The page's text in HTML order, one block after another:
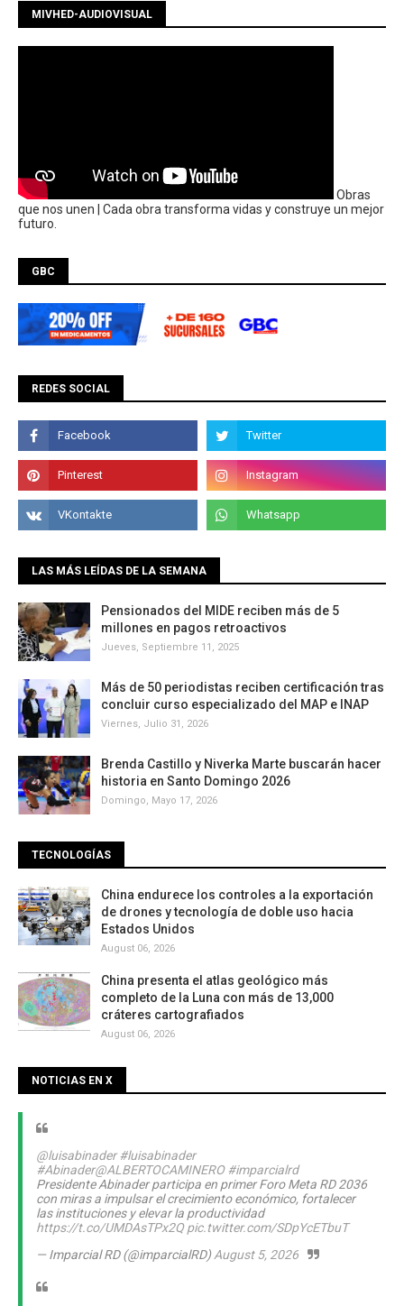
MIVHED-AUDIOVISUAL
Obras
que nos unen | Cada obra transforma vidas y construye un mejor
futuro.
GBC
REDES SOCIAL
LAS MÁS LEÍDAS DE LA SEMANA
Pensionados del MIDE reciben más de 5
millones en pagos retroactivos
Jueves, Septiembre 11, 2025
Más de 50 periodistas reciben certificación tras
concluir curso especializado del MAP e INAP
Viernes, Julio 31, 2026
Brenda Castillo y Niverka Marte buscarán hacer
historia en Santo Domingo 2026
Domingo, Mayo 17, 2026
TECNOLOGÍAS
China endurece los controles a la exportación
de drones y tecnología de doble uso hacia
Estados Unidos
August 06, 2026
China presenta el atlas geológico más
completo de la Luna con más de 13,000
cráteres cartografiados
August 06, 2026
NOTICIAS EN X
@luisabinader #luisabinader
#Abinader@ALBERTOCAMINERO #imparcialrd
Presidente Abinader participa en primer Foro Meta RD 2036
con miras a impulsar el crecimiento económico, fortalecer
las instituciones y elevar la productividad
https://t.co/UMDAsTPx2Q pic.twitter.com/SDpYcETbuT
— Imparcial RD (@imparcialRD)August 5, 2026